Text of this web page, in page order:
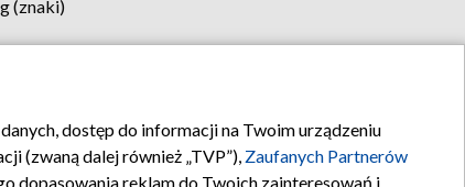
(znaki)
Kontakt
dostęp do informacji na Twoim urządzeniu
(zwaną dalej również „TVP”), Zaufanych Partnerów
dopasowania reklam do Twoich zainteresowań i